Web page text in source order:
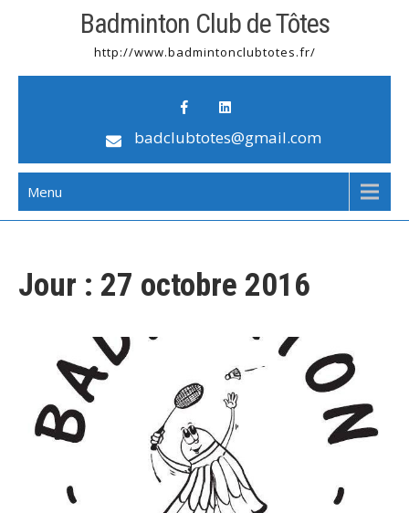
Badminton Club de Tôtes
http://www.badmintonclubtotes.fr/
badclubtotes@gmail.com
Menu
Jour : 27 octobre 2016